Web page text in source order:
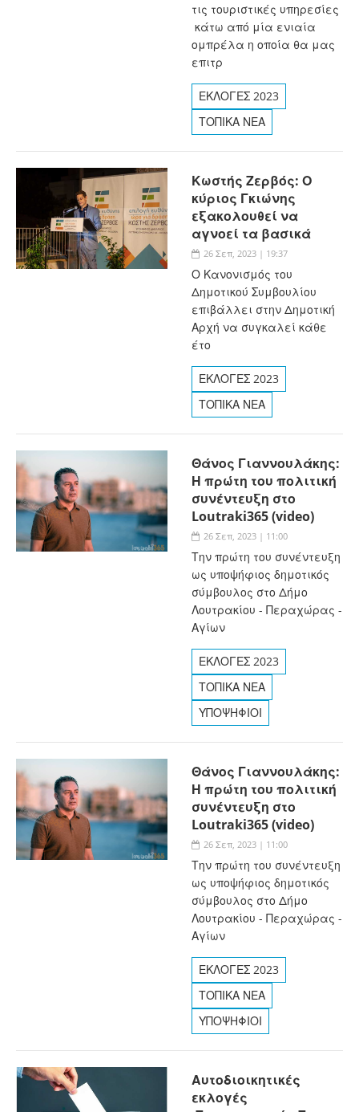
τις τουριστικές υπηρεσίες
κάτω από μία ενιαία
ομπρέλα η οποία θα μας
επιτρ
ΕΚΛΟΓΕΣ 2023
ΤΟΠΙΚΑ ΝΕΑ
Κωστής Ζερβός: Ο
κύριος Γκιώνης
εξακολουθεί να
αγνοεί τα βασικά
26 Σεπ, 2023 | 19:37
Ο Κανονισμός του
Δημοτικού Συμβουλίου
επιβάλλει στην Δημοτική
Αρχή να συγκαλεί κάθε
έτο
ΕΚΛΟΓΕΣ 2023
ΤΟΠΙΚΑ ΝΕΑ
Θάνος Γιαννουλάκης:
Η πρώτη του πολιτική
συνέντευξη στο
Loutraki365 (video)
26 Σεπ, 2023 | 11:00
Την πρώτη του συνέντευξη
ως υποψήφιος δημοτικός
σύμβουλος στο Δήμο
Λουτρακίου - Περαχώρας -
Αγίων
ΕΚΛΟΓΕΣ 2023
ΤΟΠΙΚΑ ΝΕΑ
ΥΠΟΨΗΦΙΟΙ
Θάνος Γιαννουλάκης:
Η πρώτη του πολιτική
συνέντευξη στο
Loutraki365 (video)
26 Σεπ, 2023 | 11:00
Την πρώτη του συνέντευξη
ως υποψήφιος δημοτικός
σύμβουλος στο Δήμο
Λουτρακίου - Περαχώρας -
Αγίων
ΕΚΛΟΓΕΣ 2023
ΤΟΠΙΚΑ ΝΕΑ
ΥΠΟΨΗΦΙΟΙ
Αυτοδιοικητικές
εκλογές